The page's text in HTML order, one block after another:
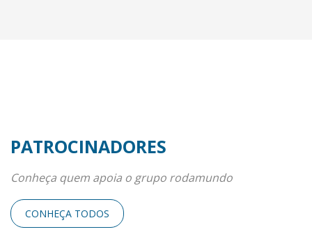
PATROCINADORES
Conheça quem apoia o grupo rodamundo
CONHEÇA TODOS